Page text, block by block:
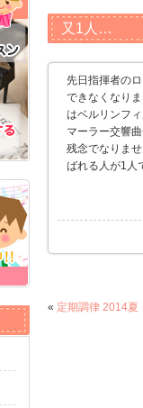
又1人…
先日指揮者の
できなくなり
はベルリンフ
マーラー交響
残念でなりま
ばれる人が1人
« 定期調律 2014夏